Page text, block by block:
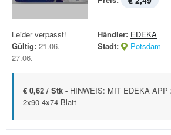
Leider verpasst!
Gültig: 21.06. -
27.06.
Händler: EDEKA
Stadt:
Potsdam
€ 0,62 / Stk - HINWEIS: MIT EDEKA
2x90-4x74 Blatt